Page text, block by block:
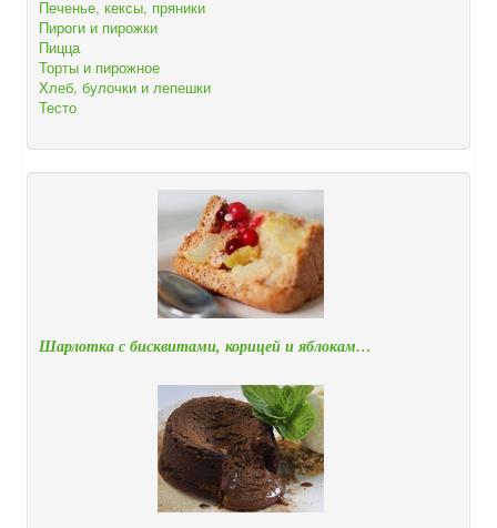
Печенье, кексы, пряники
Пироги и пирожки
Пицца
Торты и пирожное
Хлеб, булочки и лепешки
Тесто
Шарлотка с бисквитами, корицей и яблокам…